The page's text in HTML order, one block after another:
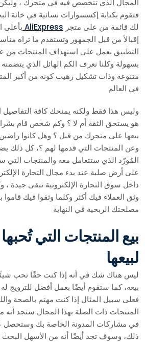
فتقوم بكتابة إكسسوارات نسائية في خانة
لك قائمة من على متجر AliExpress بأعلى
إقبالاً من قبل الجمهور وتستقدم ما تراه
التطبيق يعمل على استهداف المنتجات من
بسهولة وكلنا نعرف الكم الهائل الذي يتضمنه
متنوعة وذات تشكيل رهيب كونه من أكبر
في العالم
وليس هذا فقط ولكنه يمنحك كافة التفاصيل
هو يستحق الثقة أم لا ؟ وكم شخص قام
بيعها على متجرك من قبل ؟ وهل كانوا
وعن المنتجات التي قدمها لهم ؟، كل ذلك
المُورّد الذي ستتعامل معه والمنتجات التي
على أرض صلبة عند بدء مجال التجارة
داخل سوق التجارة الإلكترونية تبقى جيدة
وثق العملاء فيك أكثر وكلما وثقوا فيك
مصلحتك الربحية في النهاية
بيع المنتجات التي
لبيعها
ليس هناك شك في أنه إذا كنت حقًا تحب
بيعه، كما ستقوم أيضًا بعمل أفضل للترويج
فعلى سبيل المثال إذا كنت مهتم بالصحة
المنتجات ذات الصلة بهذا المجال ستجد أنه
في مشاركات المدونة الخاصة بك وستحصل
ذلك، وسوف تجد أيضًا أنه من الأسهل البحث